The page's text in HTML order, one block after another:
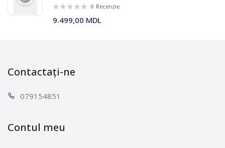
0 Recenzie
9.499,00 MDL
Contactați-ne
0791 54851
Contul meu